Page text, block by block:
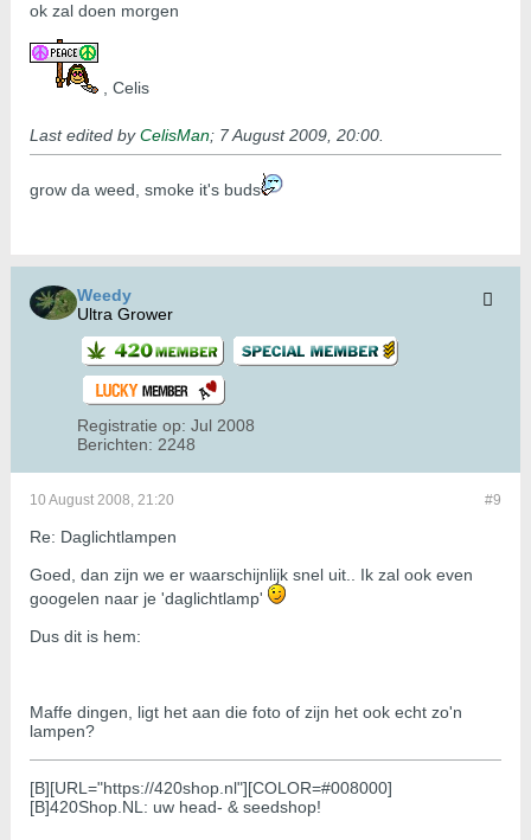
ok zal doen morgen
, Celis
Last edited byCelisMan; 7 August 2009, 20:00
grow da weed, smoke it's buds
Weedy
Ultra Grower
Registratie op: Jul 2008
Berichten: 2248
#9
10 August 2008, 21:20
Re: Daglichtlampen
Goed, dan zijn we er waarschijnlijk snel uit.. Ik zal ook even
googelen naar je 'daglichtlamp'
Dus dit is hem:
Maffe dingen, ligt het aan die foto of zijn het ook echt zo'n
lampen?
[B][URL="https://420shop.nl"][COLOR=#008000]
[B]420Shop.NL: uw head- & seedshop!